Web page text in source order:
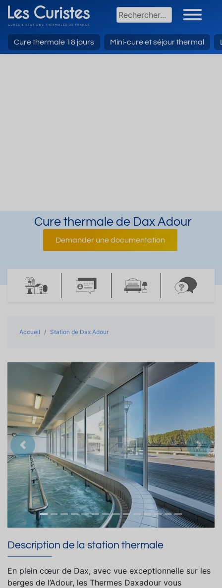
Cure thermale 18 jours Mini-cure et séjour thermal
Cure thermale de Dax Adour
Demander une documentation
Accueil Station de Dax Adour
Précedent
Description de la station thermale
En plein cœur de Dax, avec vue exceptionnelle sur les
berges de l’Adour, les Thermes Daxadour vous